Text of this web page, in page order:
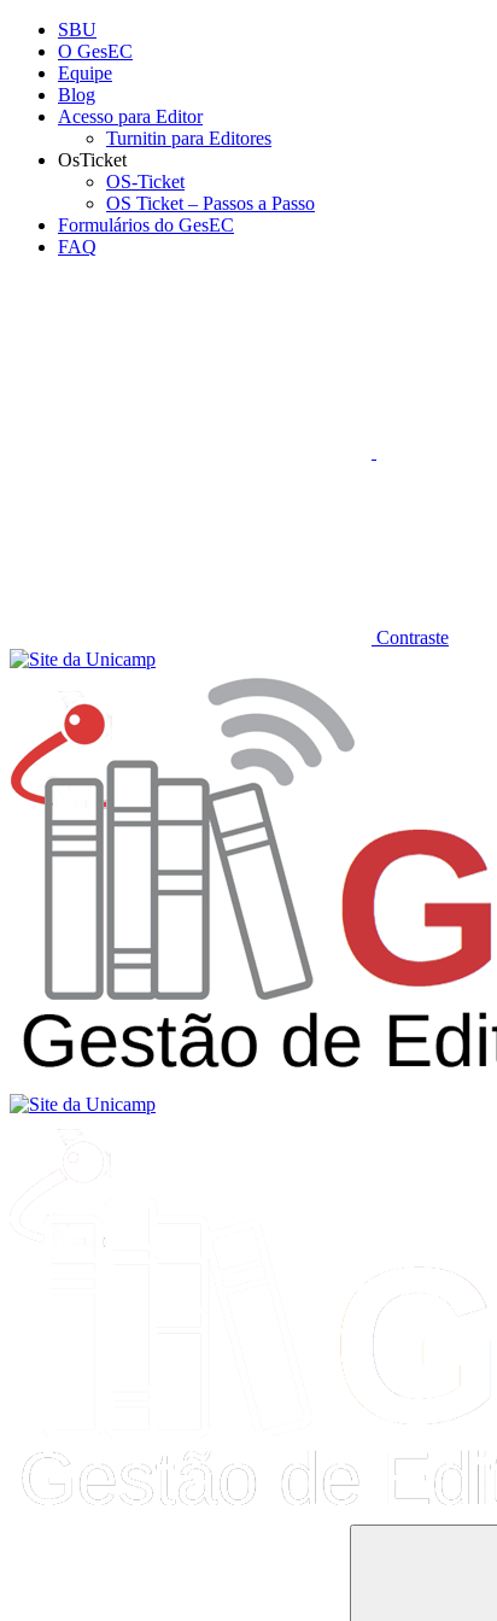
Conteúdo principal
SBU
O GesEC
Equipe
Blog
Acesso para Editor
Turnitin para Editores
OsTicket
OS-Ticket
OS Ticket – Passos a Passo
Formulários do GesEC
FAQ
Contraste